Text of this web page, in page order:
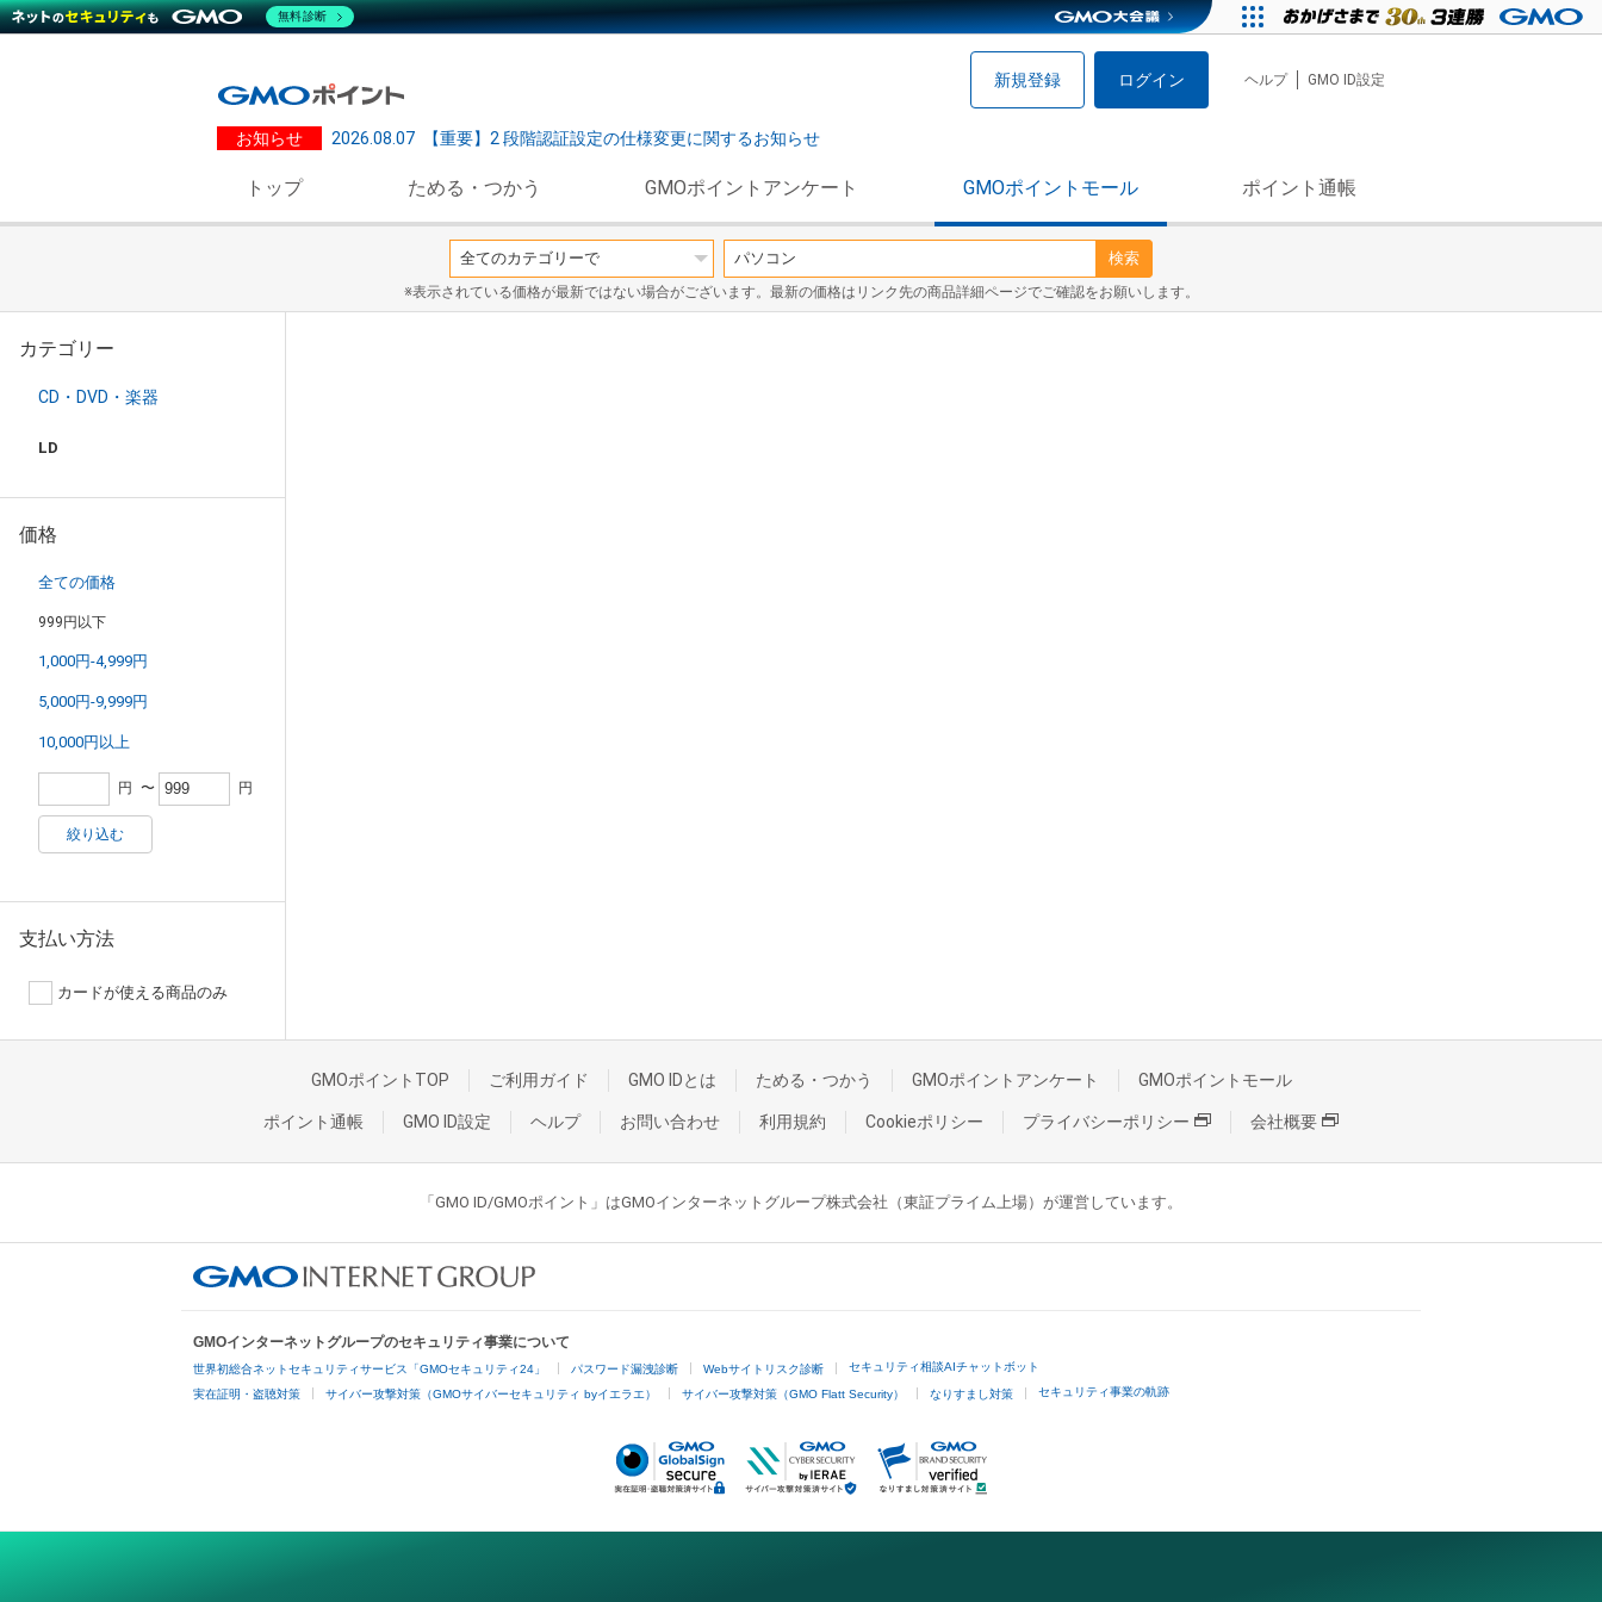
新規登録 ログイン ヘルプ GMO ID設定
お知らせ 2026.08.07 【重要】2 段階認証設定の仕様変更に関するお知らせ
トップ ためる・つかう GMOポイントアンケート GMOポイントモール ポイント通帳
検索
※表示されている価格が最新ではない場合がございます。最新の価格はリンク先の商品詳細ページでご確認をお願いします。
カテゴリー
CD・DVD・楽器
LD
価格
全ての価格
999円以下
1,000円-4,999円
5,000円-9,999円
10,000円以上
円 〜 円
絞り込む
支払い方法
カードが使える商品のみ
GMOポイントTOP ご利用ガイド GMO IDとは ためる・つかう GMOポイントアンケート GMOポイントモール
ポイント通帳 GMO ID設定 ヘルプ お問い合わせ 利用規約 Cookieポリシー プライバシーポリシー 会社概要
「GMO ID/GMOポイント」はGMOインターネットグループ株式会社（東証プライム上場）が運営しています。
GMOインターネットグループのセキュリティ事業について
世界初総合ネットセキュリティサービス「GMOセキュリティ24」 パスワード漏洩診断 Webサイトリスク診断 セキュリティ相談AIチャットボット
実在証明・盗聴対策 サイバー攻撃対策（GMOサイバーセキュリティ byイエラエ） サイバー攻撃対策（GMO Flatt Security） なりすまし対策 セキュリティ事業の軌跡
無料診断